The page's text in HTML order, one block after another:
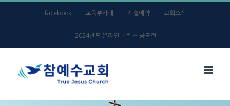
facebook 교육부카페 시설예약 교회소식
2024년도 온라인 콘텐츠 공모전